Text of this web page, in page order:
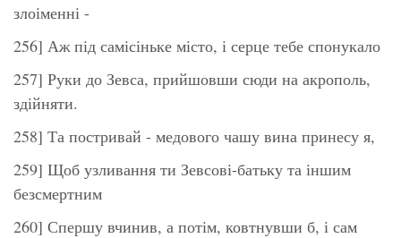
злоіменні -
256] Аж під самісіньке місто, і серце тебе спонукало
257] Руки до Зевса, прийшовши сюди на акрополь,
здійняти.
258] Та постривай - медового чашу вина принесу я,
259] Щоб узливання ти Зевсові-батьку та іншим
безсмертним
260] Спершу вчинив, а потім, ковтнувши б, і сам